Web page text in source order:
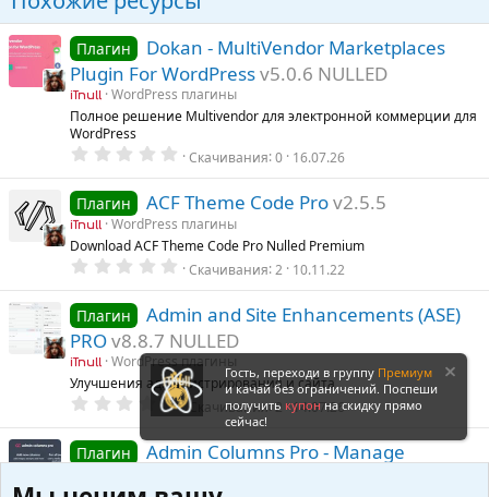
Плагин
Dokan - MultiVendor Marketplaces
Plugin For WordPressv5.0.6 NULLED
iTnull
WordPress плагины
Полное решение Multivendor для электронной коммерции для
WordPress
0
0
0
в
ё
д
Скачивания 0 16.07.26
Плагин ACF Theme Code Prov2.5.5
iTnull
WordPress плагины
Download ACF Theme Code Pro Nulled Premium
0
0
0
з
в
ё
з
д
Скачивания 2 10.11.22
Плагин
Admin and Site Enhancements (ASE)
PROv8.8.7 NULLED
iTnull
WordPress плагины
Улучшения администрирования и сайта
0
.
0
з
ё
Скачивания 2 14.07.26
Плагин
Admin Columns Pro - Manage
Гость, переходи в группу Премиум
и качай без ограничений. Поспеши
получить купон на скидку прямо
сейчас!